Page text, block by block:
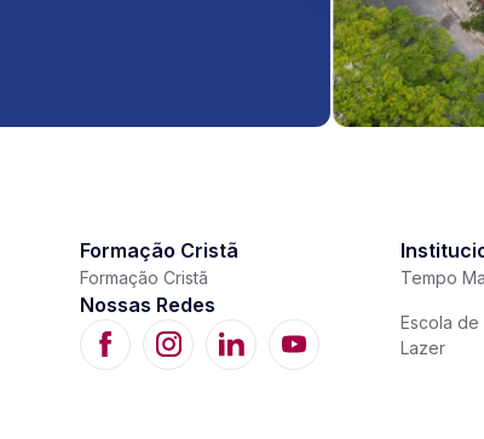
Formação Cristã
Formação Cristã
Nossas Redes
Tempo
Escola de
Lazer